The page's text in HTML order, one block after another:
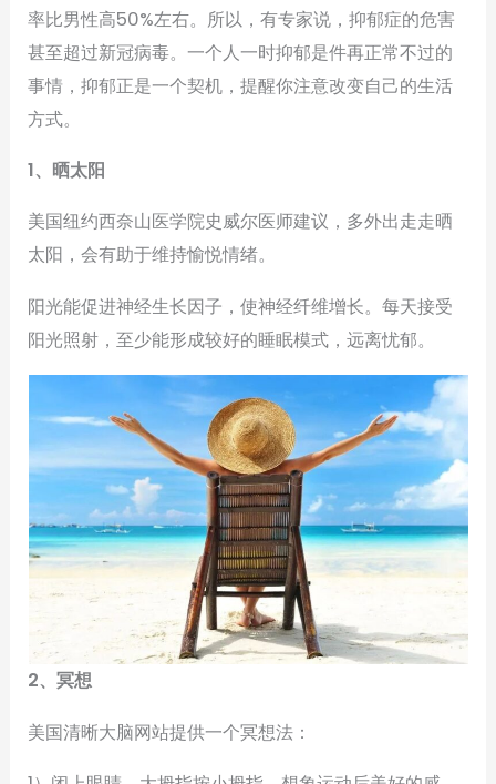
率比男性高50%左右。所以，有专家说，抑郁症的危害
甚至超过新冠病毒。一个人一时抑郁是件再正常不过的
事情，抑郁正是一个契机，提醒你注意改变自己的生活
方式。
1、晒太阳
美国纽约西奈山医学院史威尔医师建议，多外出走走晒
太阳，会有助于维持愉悦情绪。
阳光能促进神经生长因子，使神经纤维增长。每天接受
阳光照射，至少能形成较好的睡眠模式，远离忧郁。
2、冥想
美国清晰大脑网站提供一个冥想法：